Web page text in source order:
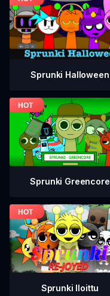
Sprunki Halloween
Sprunki Greencore
Sprunki Iloittu